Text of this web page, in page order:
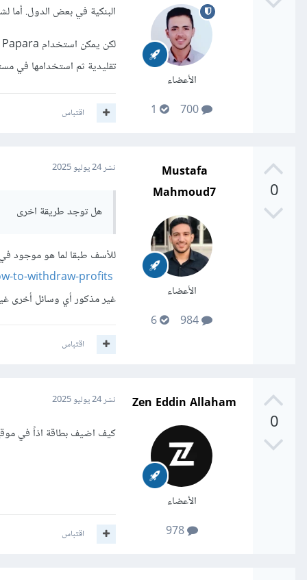
الأعضاء
البنكية في بعض الدول. أما
تقليدية ثم استخدامها في
اقتباس
0
Mustafa
Mahmoud7
الأعضاء
نشر24 يوليو 2025
هل توجد طريقة اخرى
للأسف طبقا لما هو موجود
to-withdraw-profits
غير مذكور أي وسائل أخرى
اقتباس
0
Zen Eddin Allaham
الأعضاء
978
نشر24 يوليو 2025
كيف اضيف بطاقة اذاً في
اقتباس